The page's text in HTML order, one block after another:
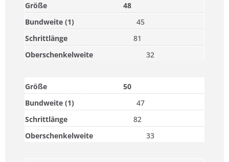
48
45
81
32
50
47
82
33